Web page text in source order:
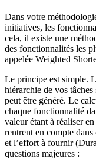
Dans votre
initiatives, les
cela, il existe une
des fonctionnalités les
appelée Weighted
Le principe est simple.
hiérarchie de vos
peut être généré. Le
chaque fonctionnalité
valeur étant à réaliser
rentrent en compte
et l’effort à fournir
questions majeures :